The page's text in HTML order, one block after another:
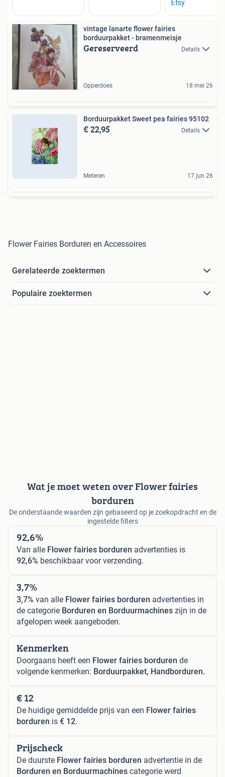
vintage lanarte flower fairies
borduurpakket - bramenmeisje
Gereserveerd Details
Opperdoes 18 mei 26
Borduurpakket Sweet pea fairies 95102
€ 22,95 Details
Meteren 17 jun 26
Flower Fairies Borduren en Accessoires
Gerelateerde zoektermen
Populaire zoektermen
Wat je moet weten over Flower fairies
borduren
De onderstaande waarden zijn gebaseerd op je zoekopdracht en de
ingestelde filters
92,6%
Van alle Flower fairies borduren advertenties is
92,6% beschikbaar voor verzending.
3,7%
3,7% van alle Flower fairies borduren advertenties in
de categorie Borduren en Borduurmachines zijn in de
afgelopen week aangeboden.
Kenmerken
Doorgaans heeft een Flower fairies borduren de
volgende kenmerken: Borduurpakket, Handborduren.
€ 12
De huidige gemiddelde prijs van een Flower fairies
borduren is € 12.
Prijscheck
De duurste Flower fairies borduren advertentie in de
Borduren en Borduurmachines categorie werd